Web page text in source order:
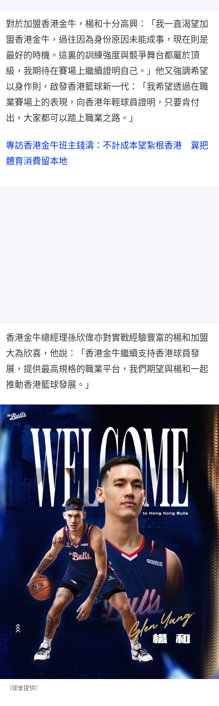
對於加盟香港金牛，楊和十分高興：「我一直渴望加
盟香港金牛，過往因為身份原因未能成事，現在則是
最好的時機。這裏的訓練強度與競爭舞台都屬於頂
級，我期待在賽場上繼續證明自己。」他又強調希望
以身作則，啟發香港籃球新一代：「我希望透過在職
業賽場上的表現，向香港年輕球員證明，只要肯付
出，大家都可以踏上職業之路。」
專訪香港金牛班主錢濤：不計成本望紮根香港 冀把
體育消費留本地
香港金牛總經理孫欣偉亦對實戰經驗豐富的楊和加盟
大為欣喜，他說：「香港金牛繼續支持香港球員發
展，提供最高規格的職業平台，我們期望與楊和一起
推動香港籃球發展。」
（球會提供）